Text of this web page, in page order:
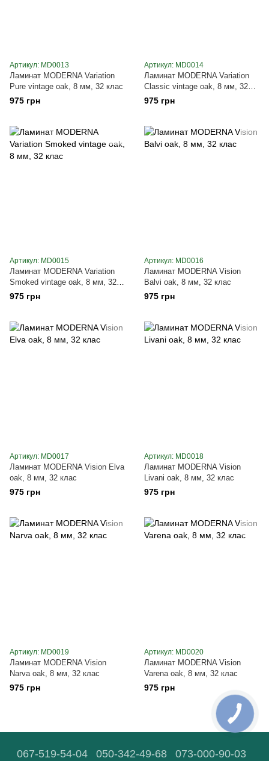
Артикул: MD0013
Ламинат MODERNA Variation
Pure vintage oak, 8 мм, 32 клас
975 грн
Артикул: MD0014
Ламинат MODERNA Variation
Classic vintage oak, 8 мм, 32
клас
975 грн
Артикул: MD0015
Ламинат MODERNA Variation
Smoked vintage oak, 8 мм, 32
клас
975 грн
Артикул: MD0016
Ламинат MODERNA Vision
Balvi oak, 8 мм, 32 клас
975 грн
Артикул: MD0017
Ламинат MODERNA Vision Elva
oak, 8 мм, 32 клас
975 грн
Артикул: MD0018
Ламинат MODERNA Vision
Livani oak, 8 мм, 32 клас
975 грн
Артикул: MD0019
Ламинат MODERNA Vision
Narva oak, 8 мм, 32 клас
975 грн
Артикул: MD0020
Ламинат MODERNA Vision
Varena oak, 8 мм, 32 клас
975 грн
067-519-54-04 050-342-49-68 073-000-90-03